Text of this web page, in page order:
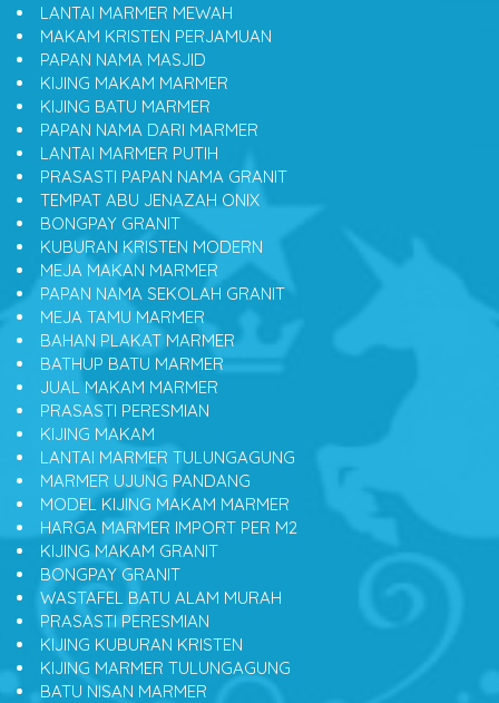
LANTAI MARMER MEWAH
MAKAM KRISTEN PERJAMUAN
PAPAN NAMA MASJID
KIJING MAKAM MARMER
KIJING BATU MARMER
PAPAN NAMA DARI MARMER
LANTAI MARMER PUTIH
PRASASTI PAPAN NAMA GRANIT
TEMPAT ABU JENAZAH ONIX
BONGPAY GRANIT
KUBURAN KRISTEN MODERN
MEJA MAKAN MARMER
PAPAN NAMA SEKOLAH GRANIT
MEJA TAMU MARMER
BAHAN PLAKAT MARMER
BATHUP BATU MARMER
JUAL MAKAM MARMER
PRASASTI PERESMIAN
KIJING MAKAM
LANTAI MARMER TULUNGAGUNG
MARMER UJUNG PANDANG
MODEL KIJING MAKAM MARMER
HARGA MARMER IMPORT PER M2
KIJING MAKAM GRANIT
BONGPAY GRANIT
WASTAFEL BATU ALAM MURAH
PRASASTI PERESMIAN
KIJING KUBURAN KRISTEN
KIJING MARMER TULUNGAGUNG
BATU NISAN MARMER